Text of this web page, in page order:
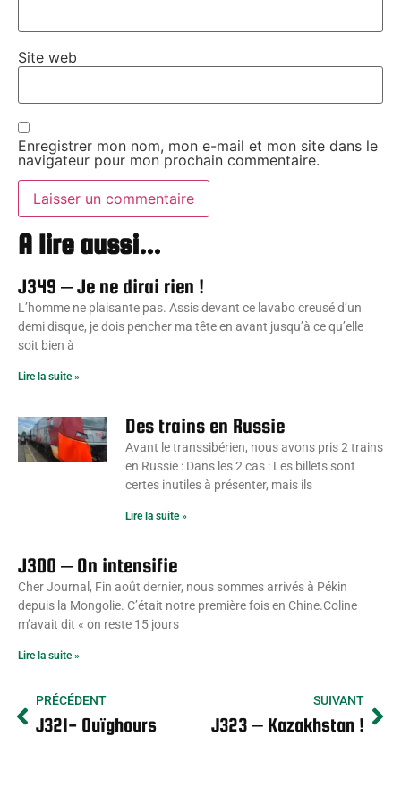
Site web
Enregistrer mon nom, mon e-mail et mon site dans le
navigateur pour mon prochain commentaire.
A lire aussi...
J349 – Je ne dirai rien !
L’homme ne plaisante pas. Assis devant ce lavabo creusé d’un
demi disque, je dois pencher ma tête en avant jusqu’à ce qu’elle
soit bien à
Lire la suite »
Des trains en Russie
Avant le transsibérien, nous avons pris 2 trains
en Russie : Dans les 2 cas : Les billets sont
certes inutiles à présenter, mais ils
Lire la suite »
J300 – On intensifie
Cher Journal, Fin août dernier, nous sommes arrivés à Pékin
depuis la Mongolie. C’était notre première fois en Chine.Coline
m’avait dit « on reste 15 jours
Lire la suite »
PRÉCÉDENT
J321- Ouïghours
SUIVANT
J323 – Kazakhstan !